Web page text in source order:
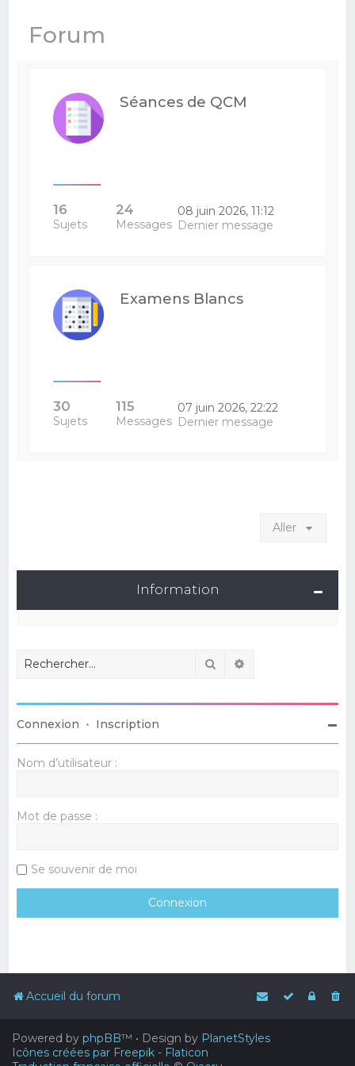
Forum
Séances de QCM
16
Sujets
24
Messages
08 juin 2026, 11:12
Dernier message
Examens Blancs
30
Sujets
115
Messages
07 juin 2026, 22:22
Dernier message
Aller
Information
Rechercher
Connexion • Inscription
Nom d’utilisateur :
Mot de passe :
Se souvenir de moi
Accueil du forum
Powered by phpBB™ • Design by PlanetStyles
Icônes créées par Freepik - Flaticon